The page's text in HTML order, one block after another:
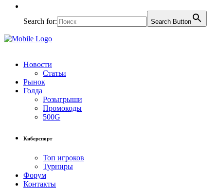
Search for: Search Button
Новости
Статьи
Рынок
Голда
Розыгрыши
Промокоды
500G
Киберспорт
Топ игроков
Турниры
Форум
Контакты